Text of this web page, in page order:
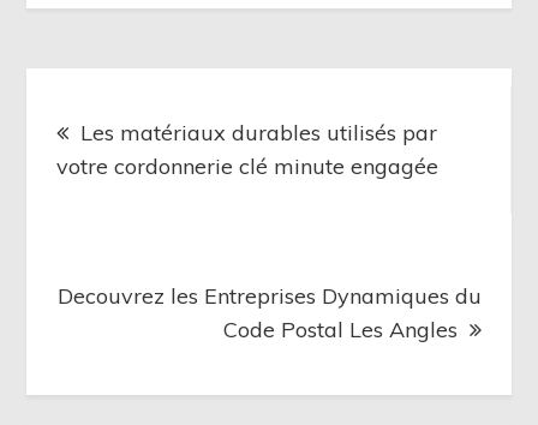
Navigation
de
Les matériaux durables utilisés par
votre cordonnerie clé minute engagée
Decouvrez les Entreprises Dynamiques du
Code Postal Les Angles